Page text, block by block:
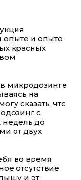
опыте и опыте
красных
микродозинге
на
сказать, что
с
недель до
от двух
во время
отсутствие
и от